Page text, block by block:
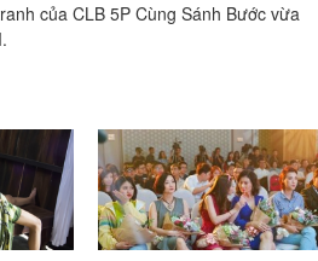
của CLB 5P Cùng Sánh Bước vừa